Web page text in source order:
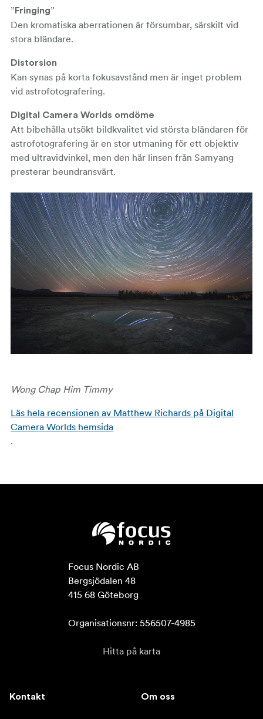
”Fringing”
Den kromatiska aberrationen är försumbar, särskilt vid
stora bländare.
Distorsion
Kan synas på korta fokusavstånd men är inget problem
vid astrofotografering.
Digital Camera Worlds omdöme
Att bibehålla utsökt bildkvalitet vid största bländaren för
astrofotografering är en stor utmaning för ett objektiv
med ultravidvinkel, men den här linsen från Samyang
presterar beundransvärt.
Wong Chap Him Timmy
Läs hela recensionen av Matthew Richards på Digital
Camera Worlds hemsida
.
Focus Nordic AB
Bergsjödalen 48
415 68 Göteborg
Organisationsnr: 556507-4985
Hitta på karta
Kontakt Om oss